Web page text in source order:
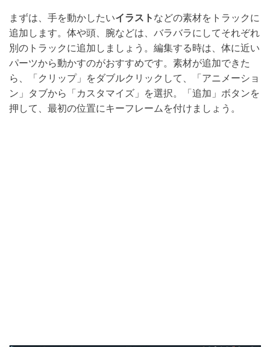
まずは、手を動かしたいイラスト などの素材をトラックに
追加します。体や頭、腕などは、バラバラにしてそれぞれ
別のトラックに追加しましょう。編集する時は、体に近い
パーツから動かすのがおすすめです。素材が追加できた
ら、「クリップ」をダブルクリックして、「アニメーショ
ン」タブから「カスタマイズ」を選択。「追加」ボタンを
押して、最初の位置にキーフレームを付けましょう。